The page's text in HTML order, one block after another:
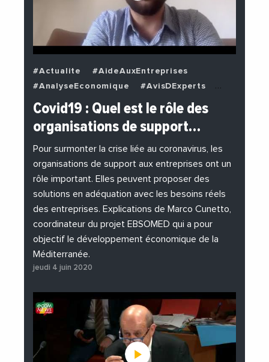
#Actualite
#AideAuxEntreprises
#AnalyseEconomique
#AvisDExperts
#BuzzNews
#Decideurs
#EchangesMediterraneens
#Economie
#EnDirectDe
#Entreprises
#Institutions
#PhotosEtVideos
Covid19 : Quel est le rôle des
organisations de support…
Pour surmonter la crise liée au coronavirus, les
organisations de support aux entreprises ont un
rôle important. Elles peuvent proposer des
solutions en adéquation avec les besoins réels
des entreprises. Explications de Marco Cunetto,
coordinateur du projet EBSOMED qui a pour
objectif le développement économique de la
Méditerranée.
jeudi 4 juin 2020